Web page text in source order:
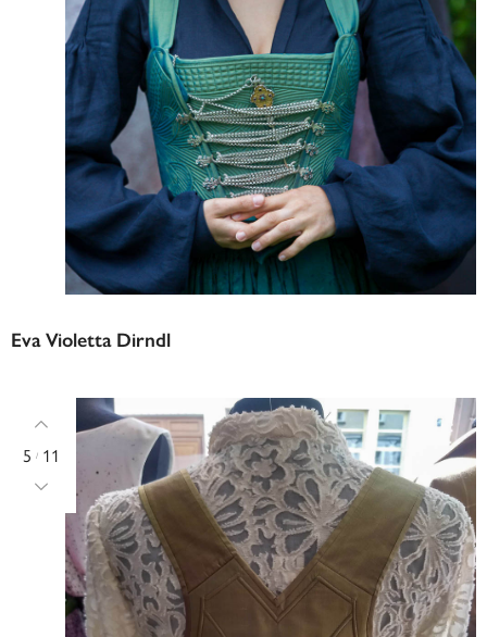
Eva Violetta Dirndl
5 / 11